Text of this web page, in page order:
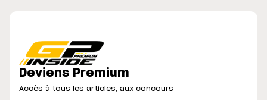
Deviens Premium
Accès à tous les articles, aux concours